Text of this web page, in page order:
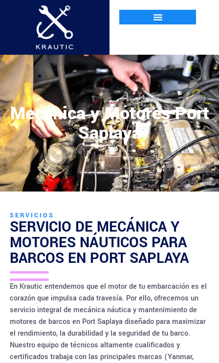
Mecánica y Motores Port
Saplaya
SERVICIOS
SERVICIO DE MECÁNICA Y
MOTORES NÁUTICOS PARA
BARCOS EN PORT SAPLAYA
En Krautic entendemos que el motor de tu embarcación es el
corazón que impulsa cada travesía. Por ello, ofrecemos un
servicio integral de mecánica náutica y mantenimiento de
motores de barcos en Port Saplaya diseñado para maximizar
el rendimiento, la durabilidad y la seguridad de tu barco.
Nuestro equipo de técnicos altamente cualificados y
certificados trabaja con las principales marcas (Yanmar,